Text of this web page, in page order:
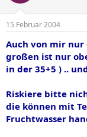
15 Februar 2004
Auch von mir nur
großen ist nur
in der 35+5 ) ..
Riskiere bitte
die können mit
Fruchtwasser